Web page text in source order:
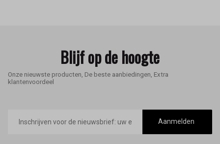
Blijf op de hoogte
Onze nieuwste producten, De beste aanbiedingen, Extra
klantenvoordeel
mailadres
Aanmelden